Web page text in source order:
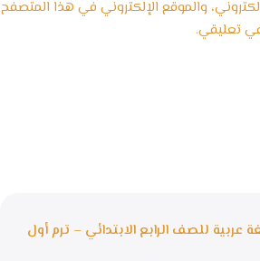
والموقع الإلكتروني في هذا المتصفح
في تعليقي.
عربية للصف الرابع الابتدائي – ترم أول